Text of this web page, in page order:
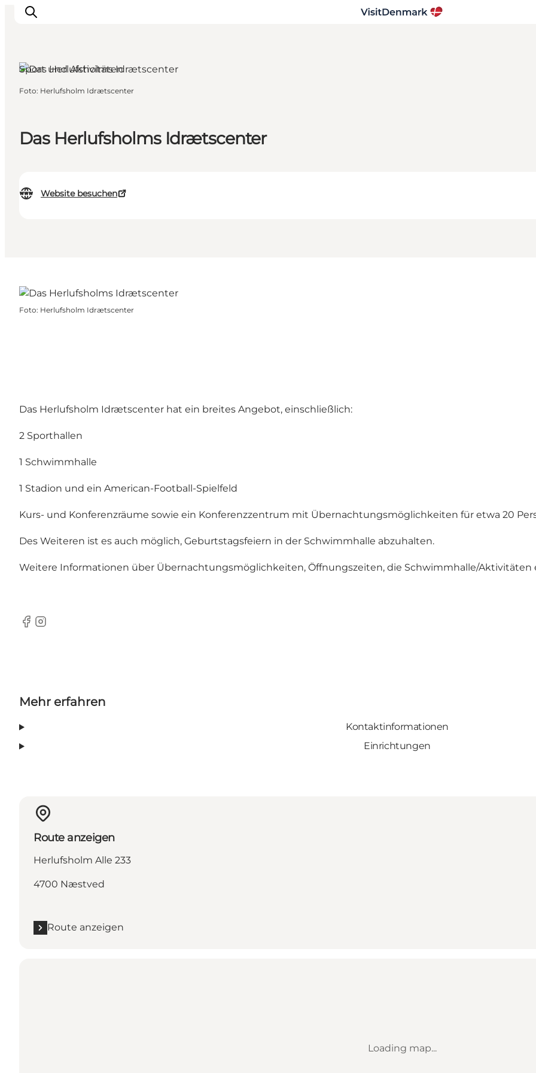
Erlebnisse
Das Herlufsholms Idrætscenter
Website besuchen
Sport und Aktivitäten
Foto: Herlufsholm Idrætscenter
Foto: Herlufsholm Idrætscenter
Das Herlufsholm Idrætscenter hat ein breites Angebot, einschließlich:
2 Sporthallen
1 Schwimmhalle
1 Stadion und ein American-Football-Spielfeld
Kurs- und Konferenzräume sowie ein Konferenzzentrum mit Übernachtungsmöglichkeiten für etwa 20
Des Weiteren ist es auch möglich, Geburtstagsfeiern in der Schwimmhalle abzuhalten.
Weitere Informationen über Übernachtungsmöglichkeiten, Öffnungszeiten, die Schwimmhalle/Aktivitäten
Facebook
Instagram
Mehr erfahren
Kontaktinformationen
Einrichtungen
Route anzeigen
Herlufsholm Alle 233
4700 Næstved
Route anzeigen
Loading map...